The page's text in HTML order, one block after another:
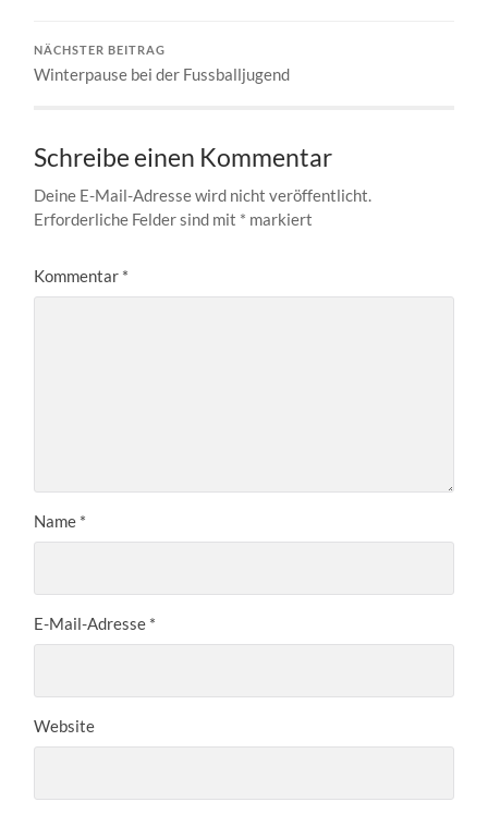
NÄCHSTER BEITRAG
Winterpause bei der Fussballjugend
Schreibe einen Kommentar
Deine E-Mail-Adresse wird nicht veröffentlicht.
Erforderliche Felder sind mit * markiert
Kommentar *
Name *
E-Mail-Adresse *
Website